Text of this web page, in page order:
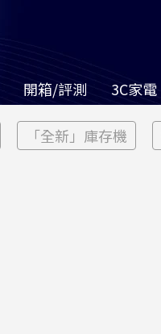
開箱/評測 3C家電
「全新」庫存機